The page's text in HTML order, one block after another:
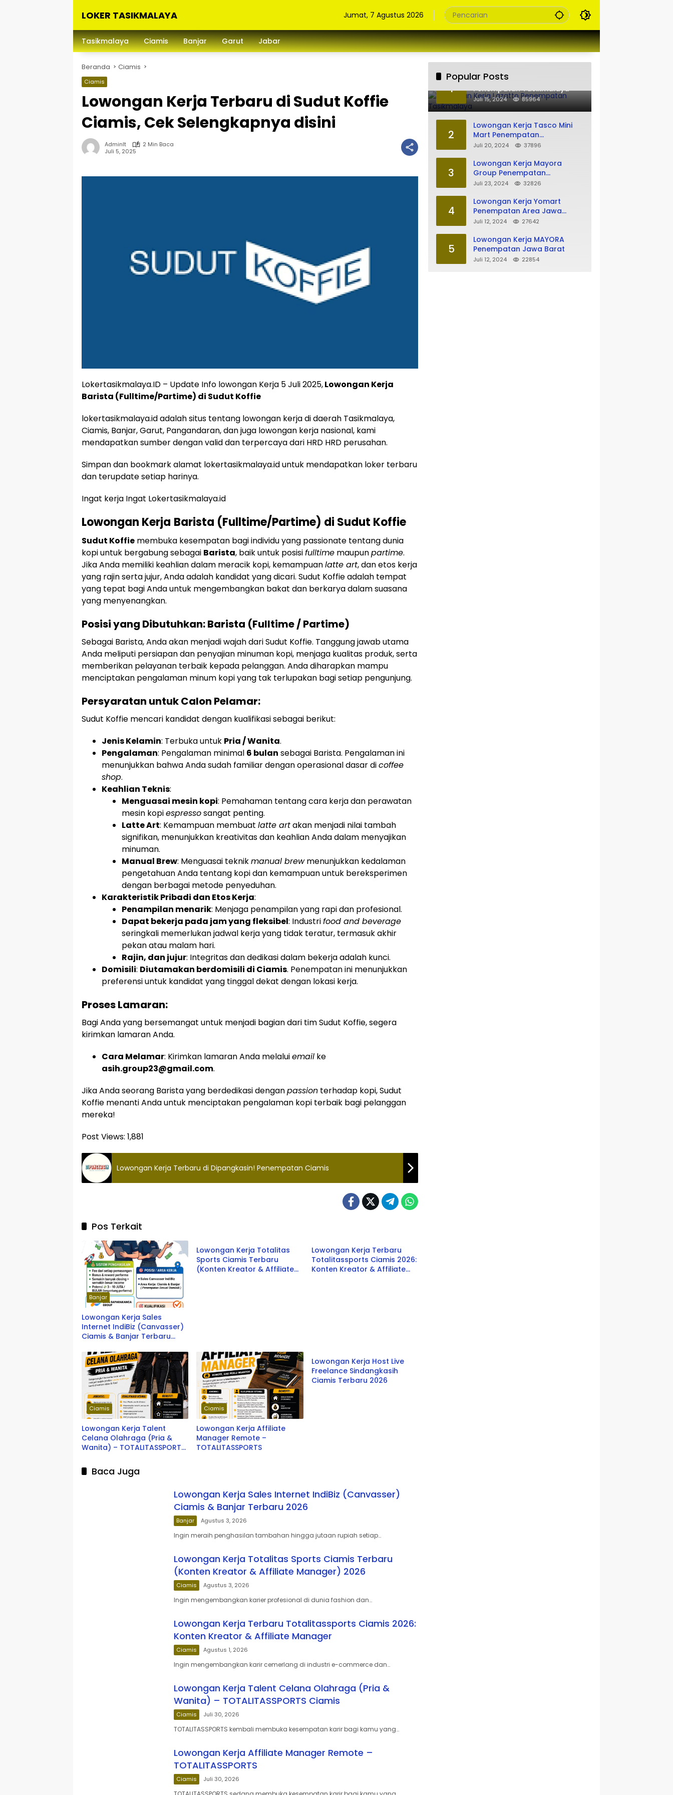
LOKER TASIKMALAYA
Lowongan
Kerja
dan
Sekitarna
Jumat, 7 Agustus 2026
Tasikmalaya Ciamis Banjar Garut Jabar
Beranda Ciamis
Ciamis
Lowongan Kerja Terbaru di Sudut Koffie
Ciamis, Cek Selengkapnya disini
Adminlt
2 Min Baca
Juli 5, 2025
Lokertasikmalaya.ID – Update Info lowongan Kerja 5 Juli 2025,Lowongan Kerja
Barista (Fulltime/Partime) di Sudut Koffie
lokertasikmalaya.id adalah situs tentang lowongan kerja di daerah Tasikmalaya,
Ciamis, Banjar, Garut, Pangandaran, dan juga lowongan kerja nasional, kami
mendapatkan sumber dengan valid dan terpercaya dari HRD HRD perusahan.
Simpan dan bookmark alamat lokertasikmalaya.id untuk mendapatkan loker terbaru
dan terupdate setiap harinya.
Ingat kerja Ingat Lokertasikmalaya.id
Lowongan Kerja Barista (Fulltime/Partime) di Sudut Koffie
Sudut Koffie membuka kesempatan bagi individu yang passionate tentang dunia
kopi untuk bergabung sebagai Barista, baik untuk posisifulltime maupunpartime.
Jika Anda memiliki keahlian dalam meracik kopi, kemampuanlatte art, dan etos kerja
yang rajin serta jujur, Anda adalah kandidat yang dicari. Sudut Koffie adalah tempat
yang tepat bagi Anda untuk mengembangkan bakat dan berkarya dalam suasana
yang menyenangkan.
Posisi yang Dibutuhkan: Barista (Fulltime / Partime)
Sebagai Barista, Anda akan menjadi wajah dari Sudut Koffie. Tanggung jawab utama
Anda meliputi persiapan dan penyajian minuman kopi, menjaga kualitas produk, serta
memberikan pelayanan terbaik kepada pelanggan. Anda diharapkan mampu
menciptakan pengalaman minum kopi yang tak terlupakan bagi setiap pengunjung.
Persyaratan untuk Calon Pelamar:
Sudut Koffie mencari kandidat dengan kualifikasi sebagai berikut:
Jenis Kelamin: Terbuka untuk Pria / Wanita.
Pengalaman: Pengalaman minimal 6 bulan sebagai Barista. Pengalaman ini
menunjukkan bahwa Anda sudah familiar dengan operasional dasar dicoffee
shop.
Keahlian Teknis:
Menguasai mesin kopi: Pemahaman tentang cara kerja dan perawatan
mesin kopiespressosangat penting.
Latte Art: Kemampuan membuat latte artakan menjadi nilai tambah
signifikan, menunjukkan kreativitas dan keahlian Anda dalam menyajikan
minuman.
Manual Brew: Menguasai teknikmanual brewmenunjukkan kedalaman
pengetahuan Anda tentang kopi dan kemampuan untuk bereksperimen
dengan berbagai metode penyeduhan.
Karakteristik Pribadi dan Etos Kerja:
Penampilan menarik: Menjaga penampilan yang rapi dan profesional.
Dapat bekerja pada jam yang fleksibel: Industrifood and beverage
seringkali memerlukan jadwal kerja yang tidak teratur, termasuk akhir
pekan atau malam hari.
Rajin, dan jujur: Integritas dan dedikasi dalam bekerja adalah kunci.
Domisili: Diutamakan berdomisili di Ciamis. Penempatan ini menunjukkan
preferensi untuk kandidat yang tinggal dekat dengan lokasi kerja.
Proses Lamaran:
Bagi Anda yang bersemangat untuk menjadi bagian dari tim Sudut Koffie, segera
kirimkan lamaran Anda.
Cara Melamar: Kirimkan lamaran Anda melaluiemail ke
asih.group23@gmail.com.
Jika Anda seorang Barista yang berdedikasi denganpassion terhadap kopi, Sudut
Koffie menanti Anda untuk menciptakan pengalaman kopi terbaik bagi pelanggan
mereka!
Post Views: 1,881
Lowongan Kerja Terbaru di Dipangkasin! Penempatan Ciamis
Pos Terkait
Banjar
Lowongan Kerja Sales
Internet IndiBiz (Canvasser)
Ciamis & Banjar Terbaru
Lowongan Kerja Totalitas
Sports Ciamis Terbaru
(Konten Kreator & Affiliate
Lowongan Kerja Terbaru
Totalitassports Ciamis 2026:
Konten Kreator & Affiliate
Ciamis
Lowongan Kerja Talent
Celana Olahraga (Pria &
Wanita) – TOTALITASSPORTS
Ciamis
Lowongan Kerja Affiliate
Manager Remote –
TOTALITASSPORTS
Lowongan Kerja Host Live
Freelance Sindangkasih
Ciamis Terbaru 2026
Baca Juga
Lowongan Kerja Sales Internet IndiBiz (Canvasser)
Ciamis & Banjar Terbaru 2026
Banjar Agustus 3, 2026
Ingin meraih penghasilan tambahan hingga jutaan rupiah setiap…
Lowongan Kerja Totalitas Sports Ciamis Terbaru
(Konten Kreator & Affiliate Manager) 2026
Ciamis Agustus 3, 2026
Ingin mengembangkan karier profesional di dunia fashion dan…
Lowongan Kerja Terbaru Totalitassports Ciamis 2026:
Konten Kreator & Affiliate Manager
Ciamis Agustus 1, 2026
Ingin mengembangkan karir cemerlang di industri e-commerce dan…
Lowongan Kerja Talent Celana Olahraga (Pria &
Wanita) – TOTALITASSPORTS Ciamis
Ciamis Juli 30, 2026
TOTALITASSPORTS kembali membuka kesempatan karir bagi kamu yang…
Lowongan Kerja Affiliate Manager Remote –
TOTALITASSPORTS
Ciamis Juli 30, 2026
Popular Posts
1
Lowongan Kerja Lazatto
Penempatan Tasikmalaya
Juli 15, 2024 85964
2
Lowongan Kerja Tasco Mini
Mart Penempatan
Tasikmalaya
Juli 20, 2024 37896
3
Lowongan Kerja Mayora
Group Penempatan
Tasikmalaya
Juli 23, 2024 32826
4
Lowongan Kerja Yomart
Penempatan Area Jawa
Barat
Juli 12, 2024 27642
5
Lowongan Kerja MAYORA
Penempatan Jawa Barat
Juli 12, 2024 22854